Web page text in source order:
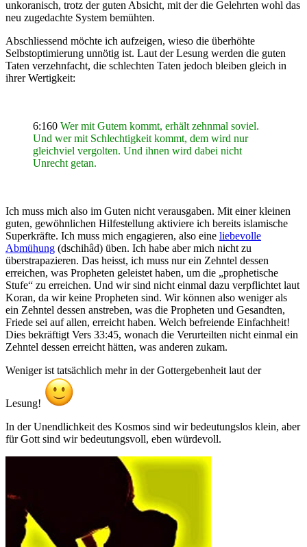
unkoranisch, trotz der guten Absicht, mit der die Gelehrten wohl das
neu zugedachte System bemühten.
Abschliessend möchte ich aufzeigen, wieso die überhöhte
Selbstoptimierung unnötig ist. Laut der Lesung werden die guten
Taten verzehnfacht, die schlechten Taten jedoch bleiben gleich in
ihrer Wertigkeit:
6:160 Wer mit Gutem kommt, erhält zehnmal soviel.
Und wer mit Schlechtigkeit kommt, dem wird nur
gleichviel vergolten. Und ihnen wird dabei nicht
Unrecht getan.
Ich muss mich also im Guten nicht verausgaben. Mit einer kleinen
guten, gewöhnlichen Hilfestellung aktiviere ich bereits islamische
Superkräfte. Ich muss mich engagieren, also eine liebevolle
Abmühung (dschihâd) üben. Ich habe aber mich nicht zu
überstrapazieren. Das heisst, ich muss nur ein Zehntel dessen
erreichen, was Propheten geleistet haben, um die „prophetische
Stufe“ zu erreichen. Und wir sind nicht einmal dazu verpflichtet laut
Koran, da wir keine Propheten sind. Wir können also weniger als
ein Zehntel dessen anstreben, was die Propheten und Gesandten,
Friede sei auf allen, erreicht haben. Welch befreiende Einfachheit!
Dies bekräftigt Vers 33:45, wonach die Verurteilten nicht einmal ein
Zehntel dessen erreicht hätten, was anderen zukam.
Weniger ist tatsächlich mehr in der Gottergebenheit laut der
Lesung!
In der Unendlichkeit des Kosmos sind wir bedeutungslos klein, aber
für Gott sind wir bedeutungsvoll, eben würdevoll.